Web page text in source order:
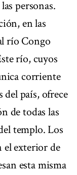
personas.
en las
río Congo
río, cuyos
corriente
del país, ofrece
de todas las
templo. Los
el exterior de
esta misma